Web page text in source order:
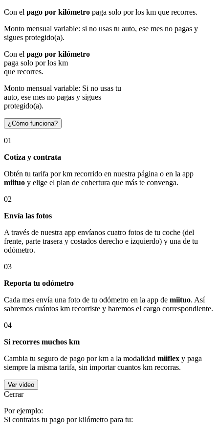
Con el pago por kilómetro paga solo por los km que recorres.
Monto mensual variable: si no usas tu auto, ese mes no pagas y
sigues protegido(a).
Con el pago por kilómetro
paga solo por los km
que recorres.
Monto mensual variable: Si no usas tu
auto, ese mes no pagas y sigues
protegido(a).
¿Cómo funciona?
01
Cotiza y contrata
Obtén tu tarifa por km recorrido en nuestra página o en la app
miituo y elige el plan de cobertura que más te convenga.
02
Envía las fotos
A través de nuestra app envíanos cuatro fotos de tu coche (del
frente, parte trasera y costados derecho e izquierdo) y una de tu
odómetro.
03
Reporta tu odómetro
Cada mes envía una foto de tu odómetro en la app de miituo. Así
sabremos cuántos km recorriste y haremos el cargo correspondiente.
04
Si recorres muchos km
Cambia tu seguro de pago por km a la modalidad miiflex y paga
siempre la misma tarifa, sin importar cuantos km recorras.
Ver video
Cerrar
Por ejemplo:
Si contratas tu pago por kilómetro para tu: